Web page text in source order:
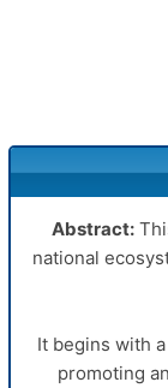
Abstract:
national
It begins with
promoting